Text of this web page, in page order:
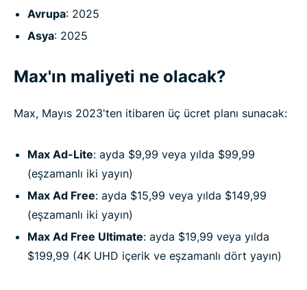
Avrupa: 2025
Asya: 2025
Max'ın maliyeti ne olacak?
Max, Mayıs 2023'ten itibaren üç ücret planı sunacak:
Max Ad-Lite: ayda $9,99 veya yılda $99,99
(eşzamanlı iki yayın)
Max Ad Free: ayda $15,99 veya yılda $149,99
(eşzamanlı iki yayın)
Max Ad Free Ultimate: ayda $19,99 veya yılda
$199,99 (4K UHD içerik ve eşzamanlı dört yayın)